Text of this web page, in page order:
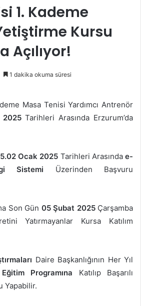
1. Kademe
Kursu
Açılıyor!
1 dakika okuma süresi
Masa Tenisi Yardımcı Antrenör
2025Tarihleri Arasında Erzurum’da
Ocak 2025 Tarihleri Arasında e-
Sistemi Üzerinden Başvuru
Son Gün 05 Şubat 2025Çarşamba
Yatırmayanlar Kursa Katılım
Daire Başkanlığının Her Yıl
Programına Katılıp Başarılı
Yapabilir.